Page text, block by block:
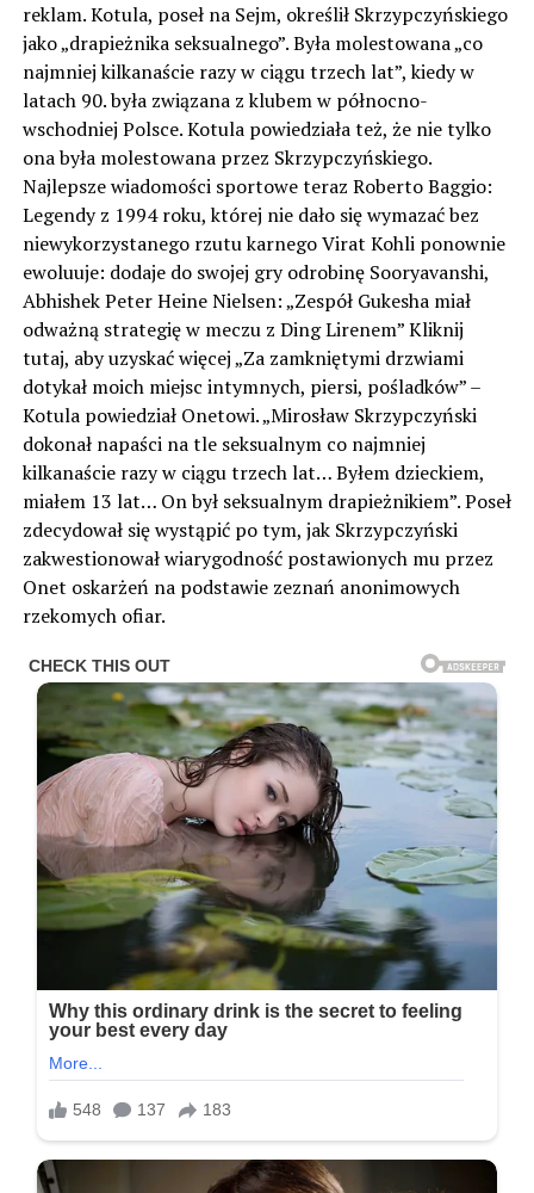
reklam. Kotula, poseł na Sejm, określił Skrzypczyńskiego
jako „drapieżnika seksualnego”. Była molestowana „co
najmniej kilkanaście razy w ciągu trzech lat”, kiedy w
latach 90. była związana z klubem w północno-
wschodniej Polsce. Kotula powiedziała też, że nie tylko
ona była molestowana przez Skrzypczyńskiego.
Najlepsze wiadomości sportowe teraz Roberto Baggio:
Legendy z 1994 roku, której nie dało się wymazać bez
niewykorzystanego rzutu karnego Virat Kohli ponownie
ewoluuje: dodaje do swojej gry odrobinę Sooryavanshi,
Abhishek Peter Heine Nielsen: „Zespół Gukesha miał
odważną strategię w meczu z Ding Lirenem” Kliknij
tutaj, aby uzyskać więcej „Za zamkniętymi drzwiami
dotykał moich miejsc intymnych, piersi, pośladków” –
Kotula powiedział Onetowi. „Mirosław Skrzypczyński
dokonał napaści na tle seksualnym co najmniej
kilkanaście razy w ciągu trzech lat… Byłem dzieckiem,
miałem 13 lat… On był seksualnym drapieżnikiem”. Poseł
zdecydował się wystąpić po tym, jak Skrzypczyński
zakwestionował wiarygodność postawionych mu przez
Onet oskarżeń na podstawie zeznań anonimowych
rzekomych ofiar.